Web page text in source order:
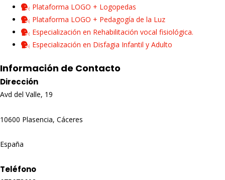
Plataforma LOGO + Logopedas
Plataforma LOGO + Pedagogía de la Luz
Especialización en Rehabilitación vocal fisiológica.
Especialización en Disfagia Infantil y Adulto
Información de Contacto
Dirección
Avd del Valle, 19
10600 Plasencia, Cáceres
España
Teléfono